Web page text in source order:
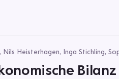
Nils Heisterhagen, Inga Stichling,
Bilanz